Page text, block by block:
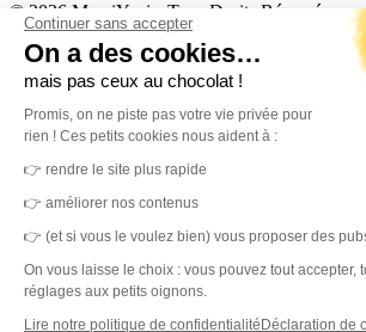
© 2026 MerciYanis. Tous Droits Réservés.
Mentions LégalesPolitique de confidentialité
Sécurité
Continuer sans accepter
On a des cookies…
mais pas ceux au chocolat !
Promis, on ne piste pas votre vie privée pour
rien ! Ces petits cookies nous aident à :
👉 rendre le site plus rapide
👉 améliorer nos contenus
👉 (et si vous le voulez bien) vous proposer des
On vous laisse le choix : vous pouvez tout accepter,
réglages aux petits oignons.
Lire notre politique de confidentialité Déclaration de